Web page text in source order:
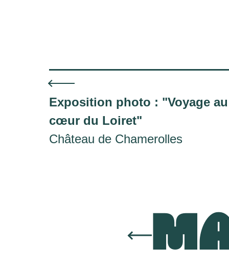
Exposition photo : "Voyage au
cœur du Loiret"
Château de Chamerolles